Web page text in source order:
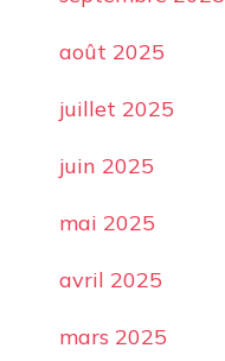
août 2025
juillet 2025
juin 2025
mai 2025
avril 2025
mars 2025